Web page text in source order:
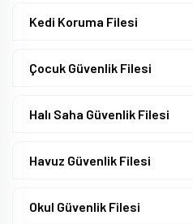
Kedi Koruma Filesi
Çocuk Güvenlik Filesi
Halı Saha Güvenlik Filesi
Havuz Güvenlik Filesi
Okul Güvenlik Filesi